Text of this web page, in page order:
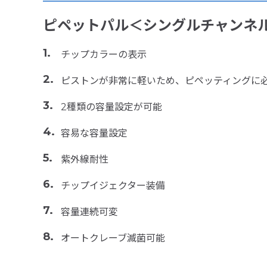
ピペットパル＜シングルチャンネ
チップカラーの表示
ピストンが非常に軽いため、ピペッティングに
2種類の容量設定が可能
容易な容量設定
紫外線耐性
チップイジェクター装備
容量連続可変
オートクレーブ滅菌可能